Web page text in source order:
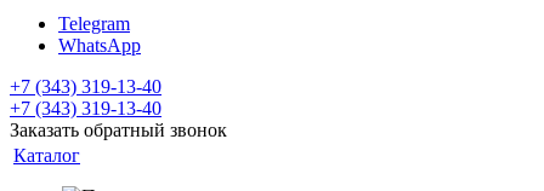
Telegram
WhatsApp
+7 (343) 319-13-40
+7 (343) 319-13-40
Заказать обратный звонок
Каталог